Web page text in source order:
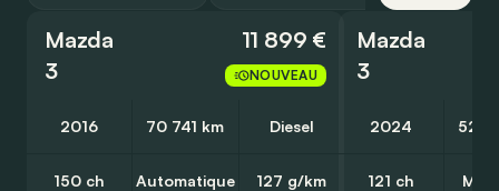
Mazda
3
11 899 €
NOUVEAU
2016 70 741 km Diesel
150 ch Automatique 127 g/km
Mazda
3
2024 52
121 ch